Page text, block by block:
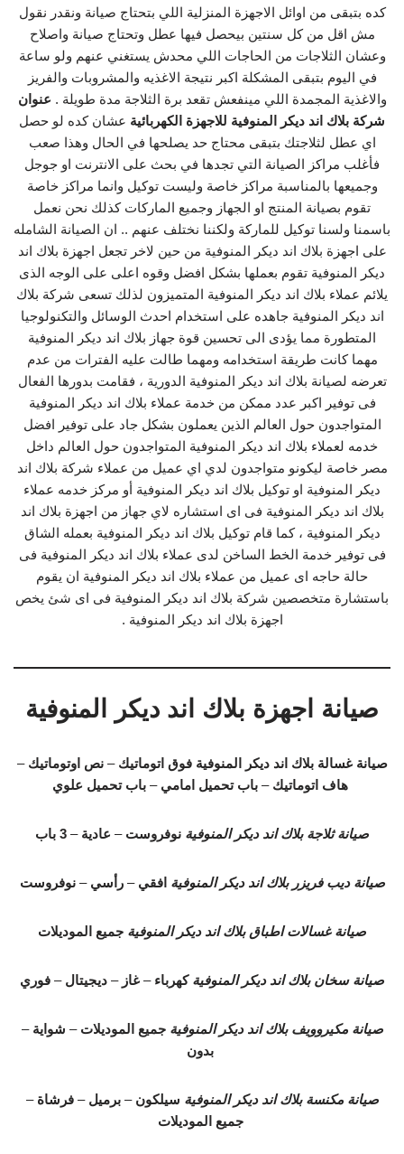
كده بتبقى من اوائل الاجهزة المنزلية اللي بتحتاج صيانة ونقدر نقول
مش اقل من كل سنتين بيحصل فيها عطل وتحتاج صيانة واصلاح
وعشان الثلاجات من الحاجات اللي محدش يستغني عنهم ولو ساعة
في اليوم بتبقى المشكلة اكبر نتيجة الاغذيه والمشروبات والفريز
والاغذية المجمدة اللي مينفعش تقعد برة الثلاجة مدة طويلة . عنوان
شركة بلاك اند ديكر المنوفية للاجهزة الكهربائية عشان كده لو حصل
اي عطل لثلاجتك بتبقى محتاج حد يصلحها في الحال وهذا صعب
فأغلب مراكز الصيانة التي تجدها في بحث على الانترنت او جوجل
وجميعها بالمناسبة مراكز خاصة وليست توكيل وانما مراكز خاصة
تقوم بصيانة المنتج او الجهاز وجميع الماركات كذلك نحن نعمل
باسمنا ولسنا توكيل للماركة ولكننا نختلف عنهم .. ان الصيانة الشامله
على اجهزة بلاك اند ديكر المنوفية من حين لاخر تجعل اجهزة بلاك اند
ديكر المنوفية تقوم بعملها بشكل افضل وقوه اعلى على الوجه الذى
يلائم عملاء بلاك اند ديكر المنوفية المتميزون لذلك تسعى شركة بلاك
اند ديكر المنوفية جاهده على استخدام احدث الوسائل والتكنولوجيا
المتطورة مما يؤدى الى تحسين قوة جهاز بلاك اند ديكر المنوفية
مهما كانت طريقة استخدامه ومهما طالت عليه الفترات من عدم
تعرضه لصيانة بلاك اند ديكر المنوفية الدورية ، فقامت بدورها الفعال
فى توفير اكبر عدد ممكن من خدمة عملاء بلاك اند ديكر المنوفية
المتواجدون حول العالم الذين يعملون بشكل جاد على توفير افضل
خدمه لعملاء بلاك اند ديكر المنوفية المتواجدون حول العالم داخل
مصر خاصة ليكونو متواجدون لدي اي عميل من عملاء شركة بلاك اند
ديكر المنوفية او توكيل بلاك اند ديكر المنوفية أو مركز خدمه عملاء
بلاك اند ديكر المنوفية فى اى استشاره لاي جهاز من اجهزة بلاك اند
ديكر المنوفية ، كما قام توكيل بلاك اند ديكر المنوفية بعمله الشاق
فى توفير خدمة الخط الساخن لدى عملاء بلاك اند ديكر المنوفية فى
حالة حاجه اى عميل من عملاء بلاك اند ديكر المنوفية ان يقوم
باستشارة متخصصين شركة بلاك اند ديكر المنوفية فى اى شئ يخص
اجهزة بلاك اند ديكر المنوفية .
صيانة اجهزة بلاك اند ديكر المنوفية
صيانة غسالة بلاك اند ديكر المنوفية فوق اتوماتيك –نص اوتوماتيك –
هاف اتوماتيك – باب تحميل امامي – باب تحميل علوي
صيانة ثلاجة بلاك اند ديكر المنوفية نوفروست – عادية – 3 باب
صيانة ديب فريزر بلاك اند ديكر المنوفية افقي –رأسي –نوفروست
صيانة غسالات اطباق بلاك اند ديكر المنوفية جميع الموديلات
صيانة سخان بلاك اند ديكر المنوفية كهرباء – غاز – ديجيتال – فوري
صيانة مكيروويف بلاك اند ديكر المنوفية جميع الموديلات – شواية –
بدون
صيانة مكنسة بلاك اند ديكر المنوفية سيلكون –برميل –فرشاة –
جميع الموديلات